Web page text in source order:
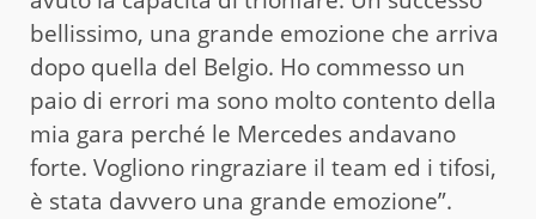
bellissimo, una grande emozione che arriva
dopo quella del Belgio. Ho commesso un
paio di errori ma sono molto contento della
mia gara perché le Mercedes andavano
forte. Vogliono ringraziare il team ed i tifosi,
è stata davvero una grande emozione”.